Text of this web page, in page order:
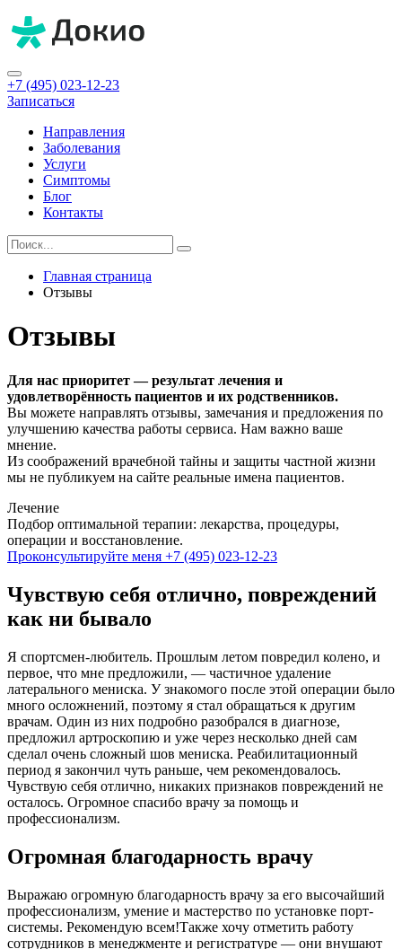
+7 (495) 023-12-23
Записаться
Направления
Заболевания
Услуги
Симптомы
Блог
Контакты
Главная страница
Отзывы
Отзывы
Для нас приоритет — результат лечения и
удовлетворённость пациентов и их родственников.
Вы можете направлять отзывы, замечания и предложения по
улучшению качества работы сервиса. Нам важно ваше
мнение.
Из соображений врачебной тайны и защиты частной жизни
мы не публикуем на сайте реальные имена пациентов.
Лечение
Подбор оптимальной терапии: лекарства, процедуры,
операции и восстановление.
Проконсультируйте меня +7 (495) 023-12-23
Чувствую себя отлично, повреждений
как ни бывало
Я спортсмен-любитель. Прошлым летом повредил колено, и
первое, что мне предложили, — частичное удаление
латерального мениска. У знакомого после этой операции было
много осложнений, поэтому я стал обращаться к другим
врачам. Один из них подробно разобрался в диагнозе,
предложил артроскопию и уже через несколько дней сам
сделал очень сложный шов мениска. Реабилитационный
период я закончил чуть раньше, чем рекомендовалось.
Чувствую себя отлично, никаких признаков повреждений не
осталось. Огромное спасибо врачу за помощь и
профессионализм.
Огромная благодарность врачу
Выражаю огромную благодарность врачу за его высочайший
профессионализм, умение и мастерство по установке порт-
системы. Рекомендую всем!Также хочу отметить работу
сотрудников в менеджменте и регистратуре — они внушают